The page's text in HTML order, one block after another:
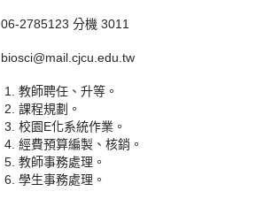
06-2785123 分機 3011
biosci@mail.cjcu.edu.tw
教師聘任、升等。
課程規劃。
校園E化系統作業。
經費預算編製、核銷。
教師事務處理。
學生事務處理。